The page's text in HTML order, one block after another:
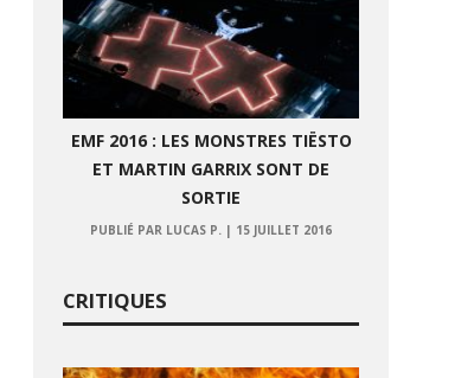
EMF 2016 : LES MONSTRES TIËSTO
ET MARTIN GARRIX SONT DE
SORTIE
PUBLIÉ PAR LUCAS P. | 15 JUILLET 2016
CRITIQUES